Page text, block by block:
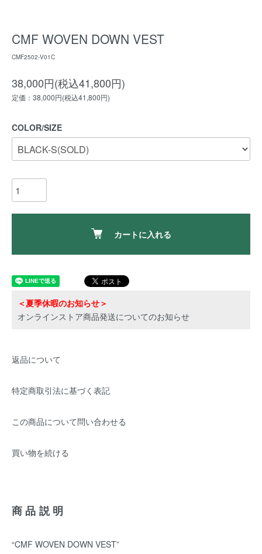
CMF WOVEN DOWN VEST
CMF2502-V01C
38,000円(税込41,800円)
定価：38,000円(税込41,800円)
COLOR/SIZE
カートに入れる
＜夏季休暇のお知らせ＞
オンラインストア商品発送についてのお知らせ
返品について
特定商取引法に基づく表記
この商品について問い合わせる
買い物を続ける
商品説明
“CMF WOVEN DOWN VEST”